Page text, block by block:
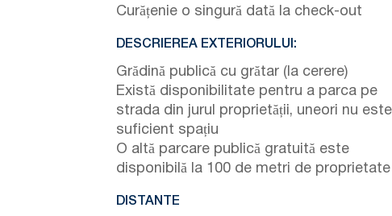
Curățenie o singură dată la check-out
DESCRIEREA EXTERIORULUI:
Grădină publică cu grătar (la cerere)
Există disponibilitate pentru a parca pe
strada din jurul proprietății, uneori nu este
suficient spațiu
O altă parcare publică gratuită este
disponibilă la 100 de metri de proprietate
DISTANTE